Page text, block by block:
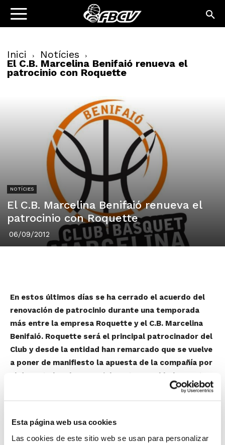
Esta página web usa cookies
Las cookies de este sitio web se usan para personalizar
Inici Notícies
El C.B. Marcelina Benifaió renueva el
patrocinio con Roquette
NOTÍCIES
El C.B. Marcelina Benifaió renueva el
patrocinio con Roquette
06/09/2012
En estos últimos días se ha cerrado el acuerdo del
renovación de patrocinio durante una temporada
más entre la empresa Roquette y el C.B. Marcelina
Benifaió. Roquette será el principal patrocinador del
Club y desde la entidad han remarcado que se vuelve
a poner de manifiesto la apuesta de la compañía por
el deporte local y especialmente por el baloncesto.
Todos los equipos del Club llevarán la denominación
entrenamiento.